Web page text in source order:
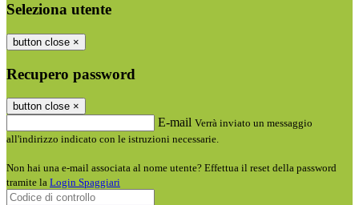
Seleziona utente
button close ×
Recupero password
button close ×
E-mail Verrà inviato un messaggio
all'indirizzo indicato con le istruzioni necessarie.
Non hai una e-mail associata al nome utente? Effettua il reset della password
tramite la Login Spaggiari